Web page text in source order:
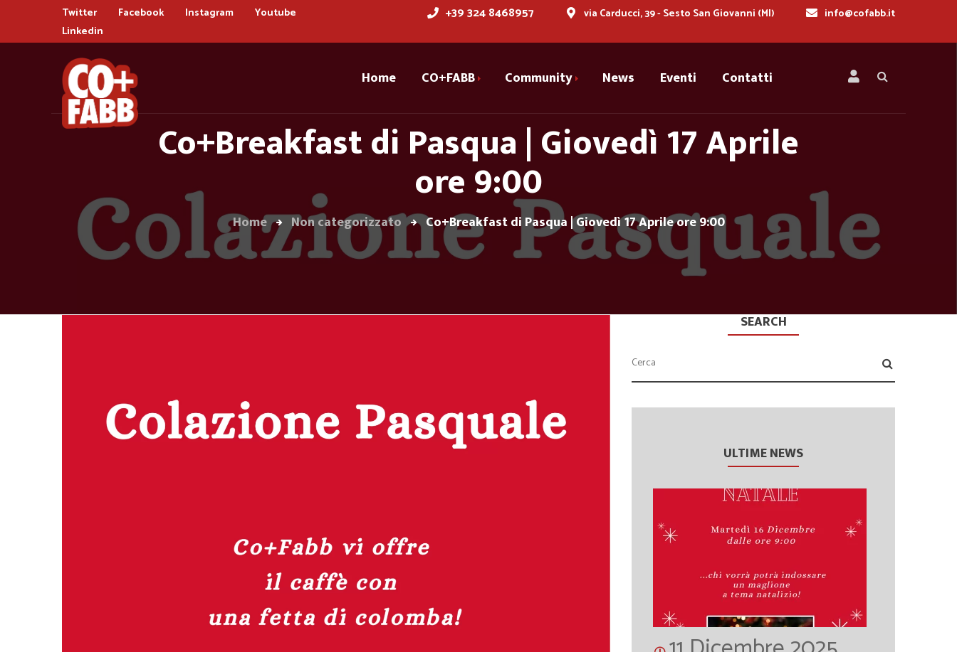
Twitter Facebook Instagram
Youtube
Linkedin
+39 324 8468957 via Carducci, 39 - Sesto San Giovanni (MI) info@cofabb.it
Home CO+FABB
Storia
Spazi
Prenota la tua sala
riunioni
Community
Dicono di noi
News Eventi Contatti
Co+Breakfast di Pasqua | Giovedì 17 Aprile
ore 9:00
Home Non categorizzato Co+Breakfast di Pasqua | Giovedì 17 Aprile ore 9:00
SEARCH
ULTIME NEWS